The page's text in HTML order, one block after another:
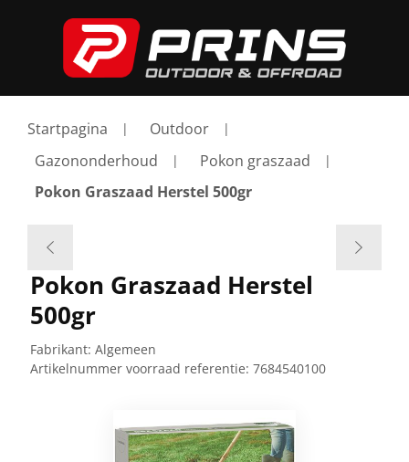
Startpagina
Outdoor
Gazononderhoud
Pokon graszaad
Pokon Graszaad Herstel 500gr
Pokon Graszaad Herstel
500gr
Fabrikant: Algemeen
Artikelnummer voorraad referentie: 7684540100